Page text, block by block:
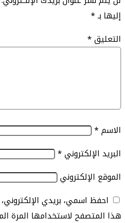
*
*
*
اسمي، بريدي الإلكتروني،
لاستخدامها المرة المقبلة